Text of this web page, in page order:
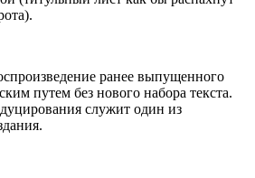
ранее выпущенного
путем без нового набора текста.
служит один из